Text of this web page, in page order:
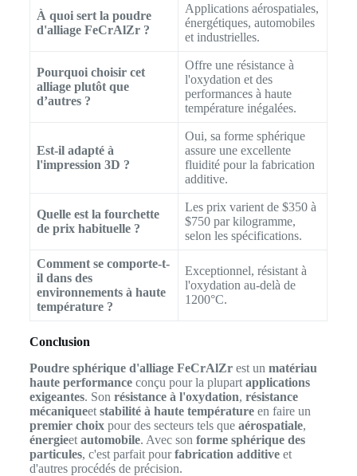
À quoi sert la poudre
d'alliage FeCrAlZr ?
Applications aérospatiales,
énergétiques, automobiles
et industrielles.
Pourquoi choisir cet
alliage plutôt que
d’autres ?
Offre une résistance à
l'oxydation et des
performances à haute
température inégalées.
Est-il adapté à
l'impression 3D ?
Oui, sa forme sphérique
assure une excellente
fluidité pour la fabrication
additive.
Quelle est la fourchette
de prix habituelle ?
Les prix varient de $350 à
$750 par kilogramme,
selon les spécifications.
Comment se comporte-t-
il dans des
environnements à haute
température ?
Exceptionnel, résistant à
l'oxydation au-delà de
1200°C.
Conclusion
Poudre sphérique d'alliage FeCrAlZrest un matériau
haute performanceconçu pour la plupart applications
exigeantes. Son résistance à l'oxydation, résistance
mécaniqueet stabilité à haute températureen faire un
premier choixpour des secteurs tels que aérospatiale,
énergieet automobile. Avec son forme sphérique des
particules, c'est parfait pourfabrication additiveet
d'autres procédés de précision.